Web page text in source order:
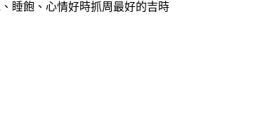
睡飽、心情好時抓周最好的吉時